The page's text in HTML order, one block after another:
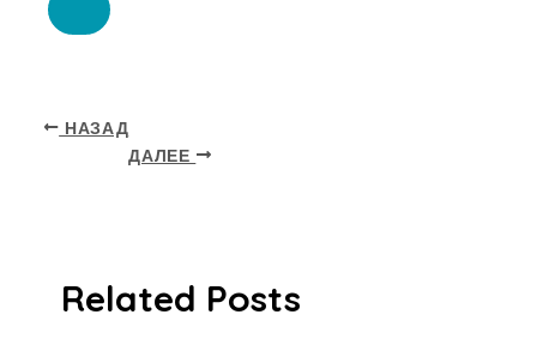
НАЗАД
ДАЛЕЕ
Related Posts